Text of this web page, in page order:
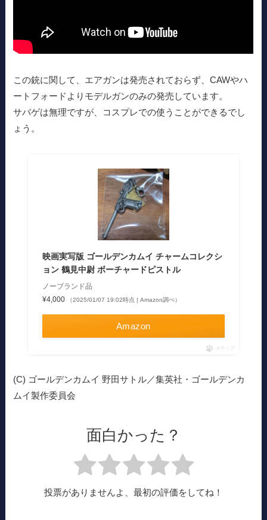
この銃に関して、エアガンは発売されておらず、CAWやハ
ートフォードよりモデルガンのみの発売しています。
サバゲは無理ですが、コスプレでの使うことができるでし
ょう。
映画実写版 ゴールデンカムイ チャームコレクシ
ョン 鶴見中尉 ボーチャードピストル
ノーブランド品
¥4,000
（2025/01/07 19:02時点 | Amazon調べ）
Amazon
ポチップ
(C) ゴールデンカムイ 野田サトル／集英社・ゴールデンカ
ムイ製作委員会
面白かった？
投票がありませんよ、最初の評価をしてね！